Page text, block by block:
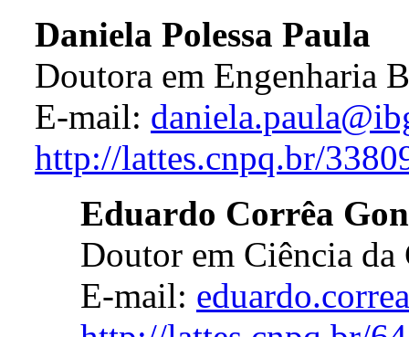
Daniela Polessa Paula
Doutora em Engenharia
E-mail:
http://lattes.cnpq.br/
Eduardo Corrêa
Doutor em Ciência da
E-mail: